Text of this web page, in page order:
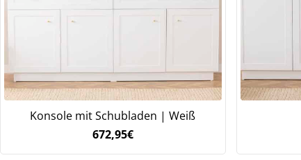
Konsole mit Schubladen | Weiß
672,95€